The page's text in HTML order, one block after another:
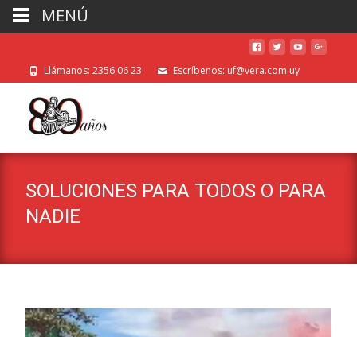
Llámanos: 2356 06 23 Escríbenos: uf@vera.com.uy
SOLUCIONES PARA TODOS O PARA
NADIE
MENÚ